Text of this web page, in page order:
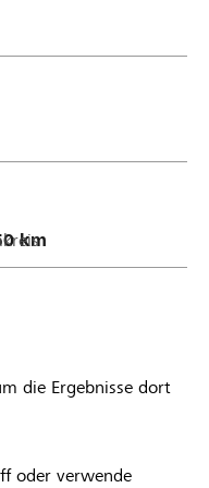
die Ergebnisse dort
oder verwende